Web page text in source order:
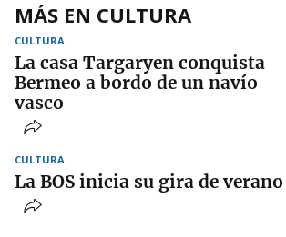
MÁS EN CULTURA
CULTURA
La casa Targaryen conquista
Bermeo a bordo de un navío
vasco
CULTURA
La BOS inicia su gira de verano